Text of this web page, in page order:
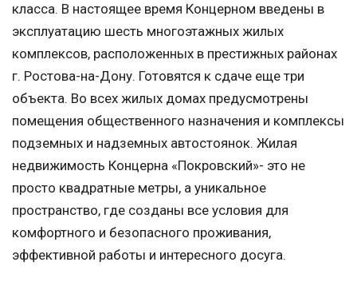
класса. В настоящее время Концерном введены в
эксплуатацию шесть многоэтажных жилых
комплексов, расположенных в престижных районах
г. Ростова-на-Дону. Готовятся к сдаче еще три
объекта. Во всех жилых домах предусмотрены
помещения общественного назначения и комплексы
подземных и надземных автостоянок. Жилая
недвижимость Концерна «Покровский»- это не
просто квадратные метры, а уникальное
пространство, где созданы все условия для
комфортного и безопасного проживания,
эффективной работы и интересного досуга.